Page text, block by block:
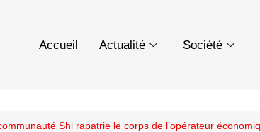
Accueil Actualité Société
Shi rapatrie le corps de l’opérateur